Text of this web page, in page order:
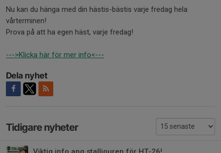
Nu kan du hänga med din hästis-bästis varje fredag hela
vårterminen!
Prova på att ha egen häst, varje fredag!
--->Klicka här för mer info<---
Dela nyhet
Tidigare nyheter